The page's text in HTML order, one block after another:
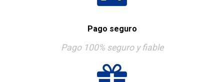
Pago seguro
Pago 100% seguro y fiable